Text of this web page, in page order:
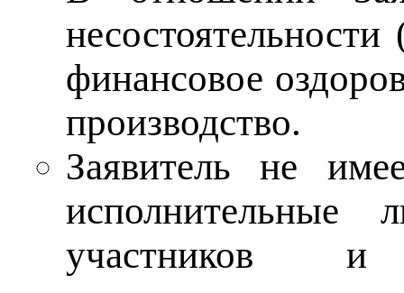
финансовое
производство.
Заявитель не
исполнительные
участников и